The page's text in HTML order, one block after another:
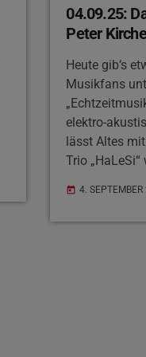
04.09.25:
Peter
Heute gib‘s
Musikfans
elektro-
lässt Altes
Trio
zum Besten
St. Peter
today 4.